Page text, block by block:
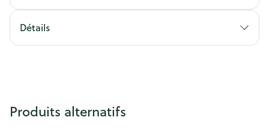
Détails
Produits alternatifs